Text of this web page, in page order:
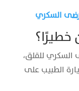
السكري
السكري للقلق،
الطبيب على